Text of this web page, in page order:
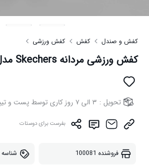
کفش و صندل کفش کفش ورزشی
کفش ورزشی مردانه Skechers مدل 35144
تحویل : ۳ الی ۷ روز کاری توسط پست و تیپاکس
بفرست برای دوستات
فروشنده 100081 شناسه